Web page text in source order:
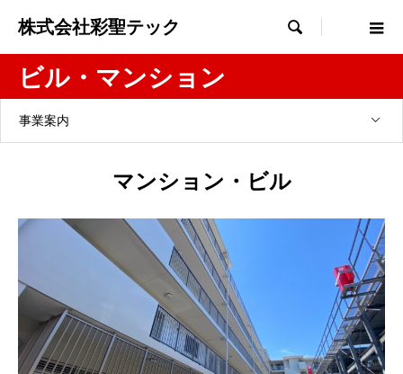
株式会社彩聖テック 
ビル・マンション
事業案内
マンション・ビル